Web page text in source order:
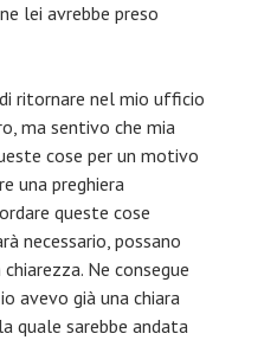
lei avrebbe preso
ritornare nel mio ufficio
ma sentivo che mia
cose per un motivo
una preghiera
queste cose
necessario, possano
Ne consegue
avevo già una chiara
quale sarebbe andata